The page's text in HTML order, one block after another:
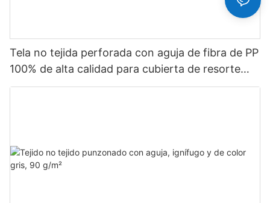
Tela no tejida perforada con aguja de fibra de PP
100% de alta calidad para cubierta de resorte
ensacado a buen precio: tela no tejida Rayson